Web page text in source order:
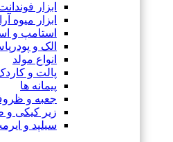
ابزار
ابزار میوه
استامپ و
الک و
انواع مولد
پالت و
پیمانه ها
جعبه و
زیر کیکی
سیلپد و